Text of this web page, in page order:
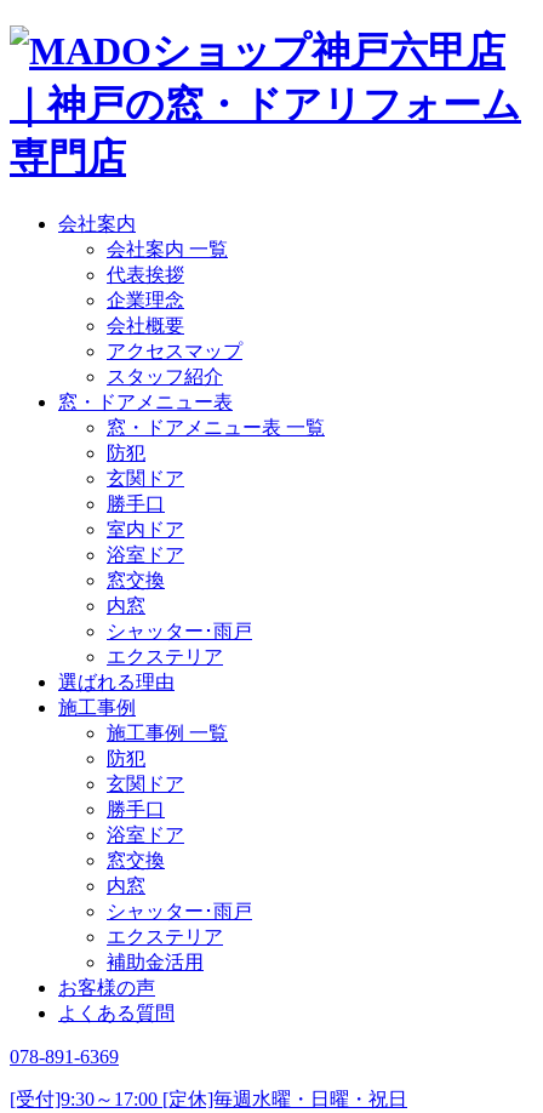
会社案内
会社案内 一覧
代表挨拶
企業理念
会社概要
アクセスマップ
スタッフ紹介
窓・ドアメニュー表
窓・ドアメニュー表 一覧
防犯
玄関ドア
勝手口
室内ドア
浴室ドア
窓交換
内窓
シャッター･雨戸
エクステリア
選ばれる理由
施工事例
施工事例 一覧
防犯
玄関ドア
勝手口
浴室ドア
窓交換
内窓
シャッター･雨戸
エクステリア
補助金活用
お客様の声
よくある質問
078-891-6369
[受付]9:30～17:00 [定休]毎週水曜・日曜・祝日